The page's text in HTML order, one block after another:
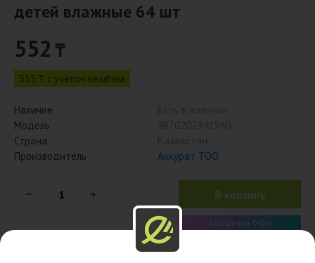
детей влажные 64 шт
552 ₸
535 ₸ с учётом кешбэка
Наличие
Есть в наличии
Модель
Страна
Производитель
Аккурат ТОО
В корзину
Рассрочка 0-0-4